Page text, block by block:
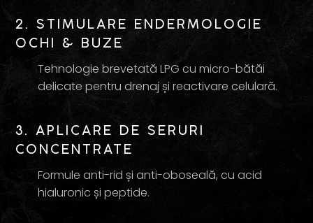
2. STIMULARE ENDERMOLOGIE
OCHI & BUZE
Tehnologie brevetată LPG cu micro-bătăi
delicate pentru drenaj și reactivare celulară.
3. APLICARE DE SERURI
CONCENTRATE
Formule anti-rid și anti-oboseală, cu acid
hialuronic și peptide.